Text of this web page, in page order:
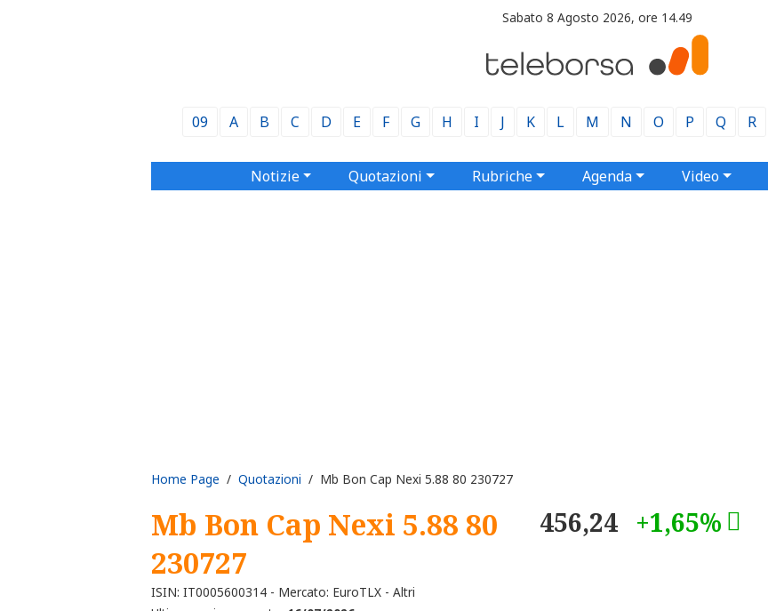
Sabato 8 Agosto 2026, ore 14.49
09 A B C D E F G H I J K L M N O P Q R
Notizie Quotazioni Rubriche Agenda Video
Home Page / Quotazioni / Mb Bon Cap Nexi 5.88 80 230727
Mb Bon Cap Nexi 5.88 80
230727
ISIN: IT0005600314 - Mercato: EuroTLX - Altri
456,24 +1,65%